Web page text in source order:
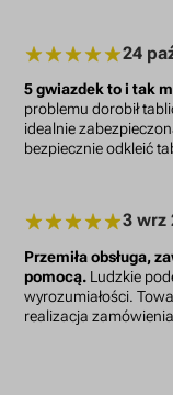
24
5 gwiazdek to i tak
problemu dorobił
idealnie
bezpiecznie odkleić
3 wrz
Przemiła obsługa,
pomocą. Ludzkie
wyrozumiałości.
realizacja